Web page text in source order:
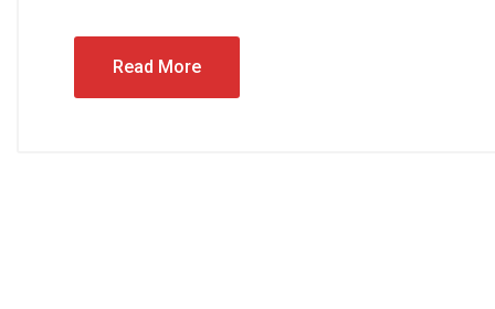
Read More